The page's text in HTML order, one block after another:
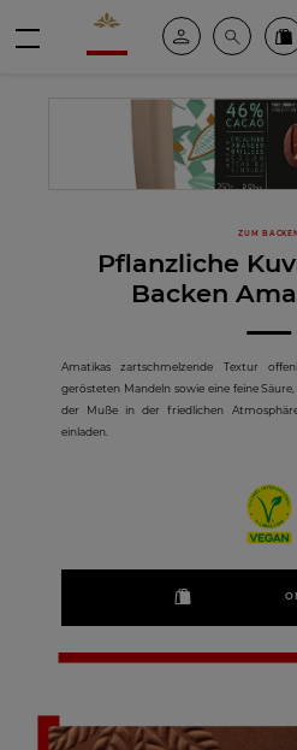
Valrhona - Imaginons le meilleur du
Mein kontoSuche
ZUM
Pflanzliche
Backen
Amatikas zartschmelzende Textur
gerösteten Mandeln sowie eine feine
der Muße in der friedlichen Atmosphäre
einladen.
Vegan